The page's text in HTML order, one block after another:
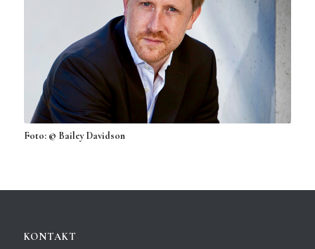
Foto: © Bailey Davidson
KONTAKT